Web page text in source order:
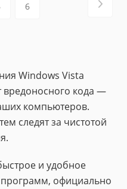
6
Windows Vista
кода —
компьютеров.
следят за чистотой
и удобное
официально